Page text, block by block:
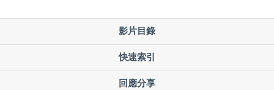
影片目錄
快速索引
回應分享